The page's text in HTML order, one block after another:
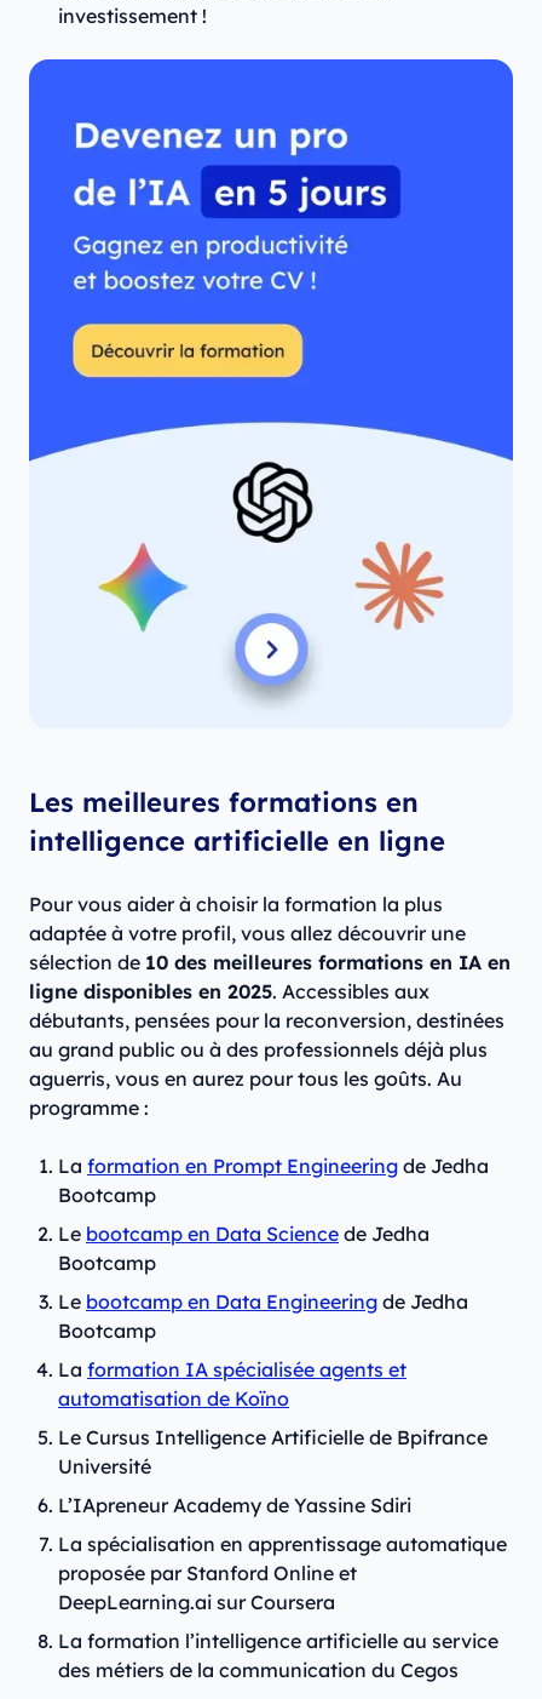
investissement !
Les meilleures formations en
intelligence artificielle en ligne
Pour vous aider à choisir la formation la plus
adaptée à votre profil, vous allez découvrir une
sélection de 10 des meilleures formations en IA en
ligne disponibles en 2025. Accessibles aux
débutants, pensées pour la reconversion, destinées
au grand public ou à des professionnels déjà plus
aguerris, vous en aurez pour tous les goûts. Au
programme :
La formation en Prompt Engineering de Jedha
Bootcamp
Le bootcamp en Data Science de Jedha
Bootcamp
Le bootcamp en Data Engineering de Jedha
Bootcamp
La formation IA spécialisée agents et
automatisation de Koïno
Le Cursus Intelligence Artificielle de Bpifrance
Université
L’IApreneur Academy de Yassine Sdiri
La spécialisation en apprentissage automatique
proposée par Stanford Online et
DeepLearning.ai sur Coursera
La formation l’intelligence artificielle au service
des métiers de la communication du Cegos